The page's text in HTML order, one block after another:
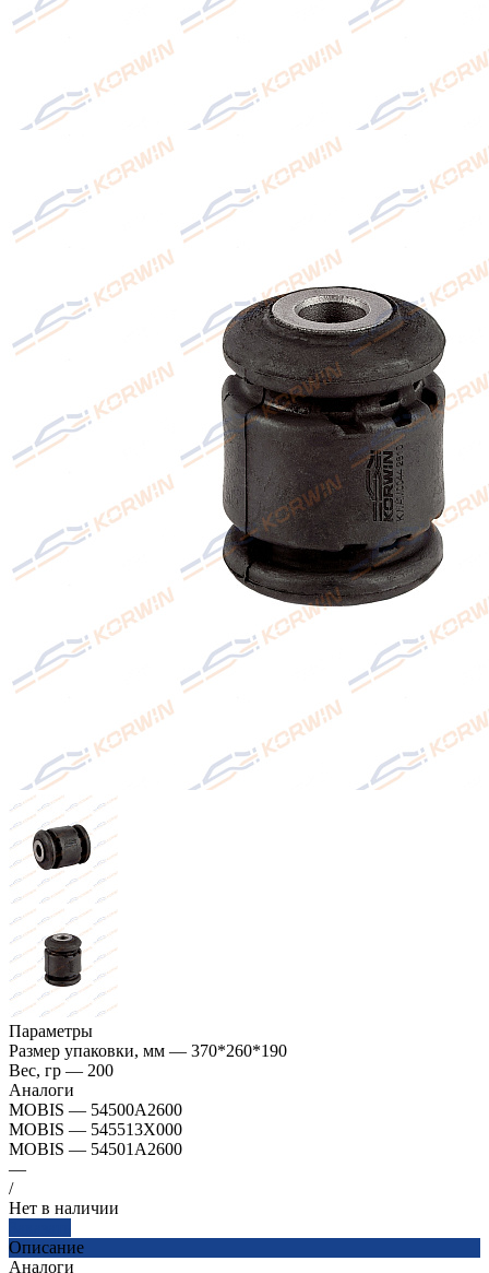
Параметры
Размер упаковки, мм — 370*260*190
Вес, гр — 200
Аналоги
MOBIS — 54500A2600
MOBIS — 545513X000
MOBIS — 54501A2600
—
/
Нет в наличии
Описание
Аналоги